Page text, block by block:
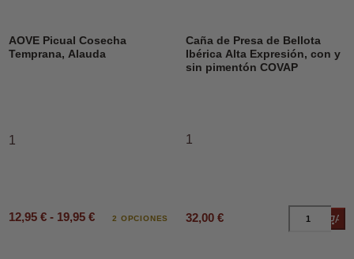
AOVE Picual Cosecha
Temprana, Alauda
1
12,95 € - 19,95 € 2 OPCIONES
Caña de Presa de Bellota
Ibérica Alta Expresión, con y
sin pimentón COVAP
1
32,00 €